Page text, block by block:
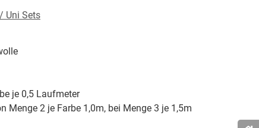
Uni Sets
je 0,5 Laufmeter
Menge 2 je Farbe 1,0m, bei Menge 3 je 1,5m